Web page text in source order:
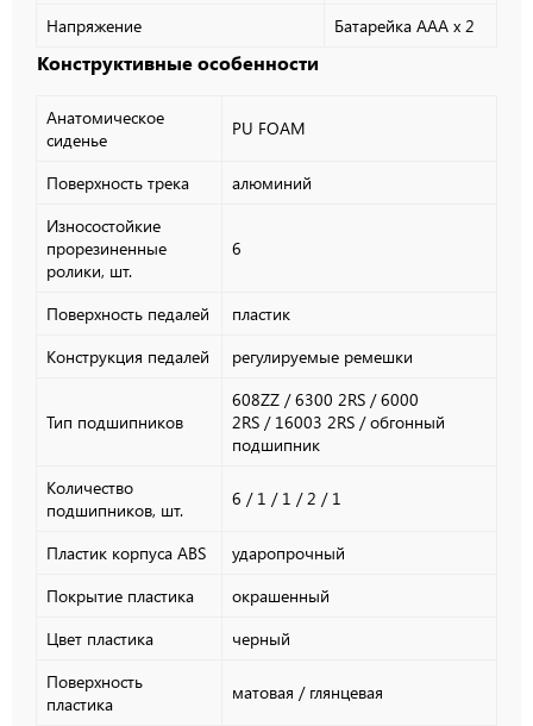
Напряжение Батарейка AAA х 2
Конструктивные особенности
Анатомическое
сиденье
PU FOAM
Поверхность трека
алюминий
Износостойкие
прорезиненные
ролики, шт.
6
Поверхность педалей
пластик
Конструкция педалей
регулируемые ремешки
Тип подшипников
608ZZ / 6300 2RS / 6000
2RS / 16003 2RS / обгонный
подшипник
Количество
подшипников, шт.
6 / 1 / 1 / 2 / 1
Пластик корпуса ABS
ударопрочный
Покрытие пластика
окрашенный
Цвет пластика
черный
Поверхность
пластика
матовая / глянцевая